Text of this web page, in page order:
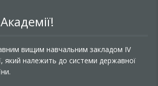
вищим навчальним закладом IV
який належить до системи державної